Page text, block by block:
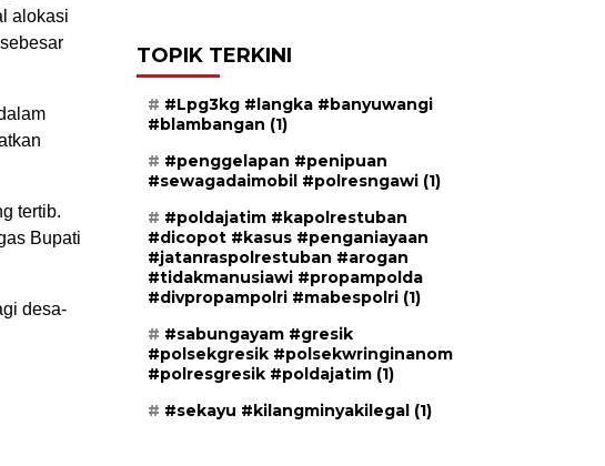
alokasi
tertib.
Bupati
desa-
TOPIK TERKINI
#Lpg3kg #langka #banyuwangi
#blambangan (1)
#penggelapan #penipuan
#sewagadaimobil #polresngawi (1)
#poldajatim #kapolrestuban
#dicopot #kasus #penganiayaan
#jatanraspolrestuban #arogan
#tidakmanusiawi #propampolda
#divpropampolri #mabespolri (1)
#sabungayam #gresik
#polsekgresik #polsekwringinanom
#polresgresik #poldajatim (1)
#sekayu #kilangminyakilegal (1)